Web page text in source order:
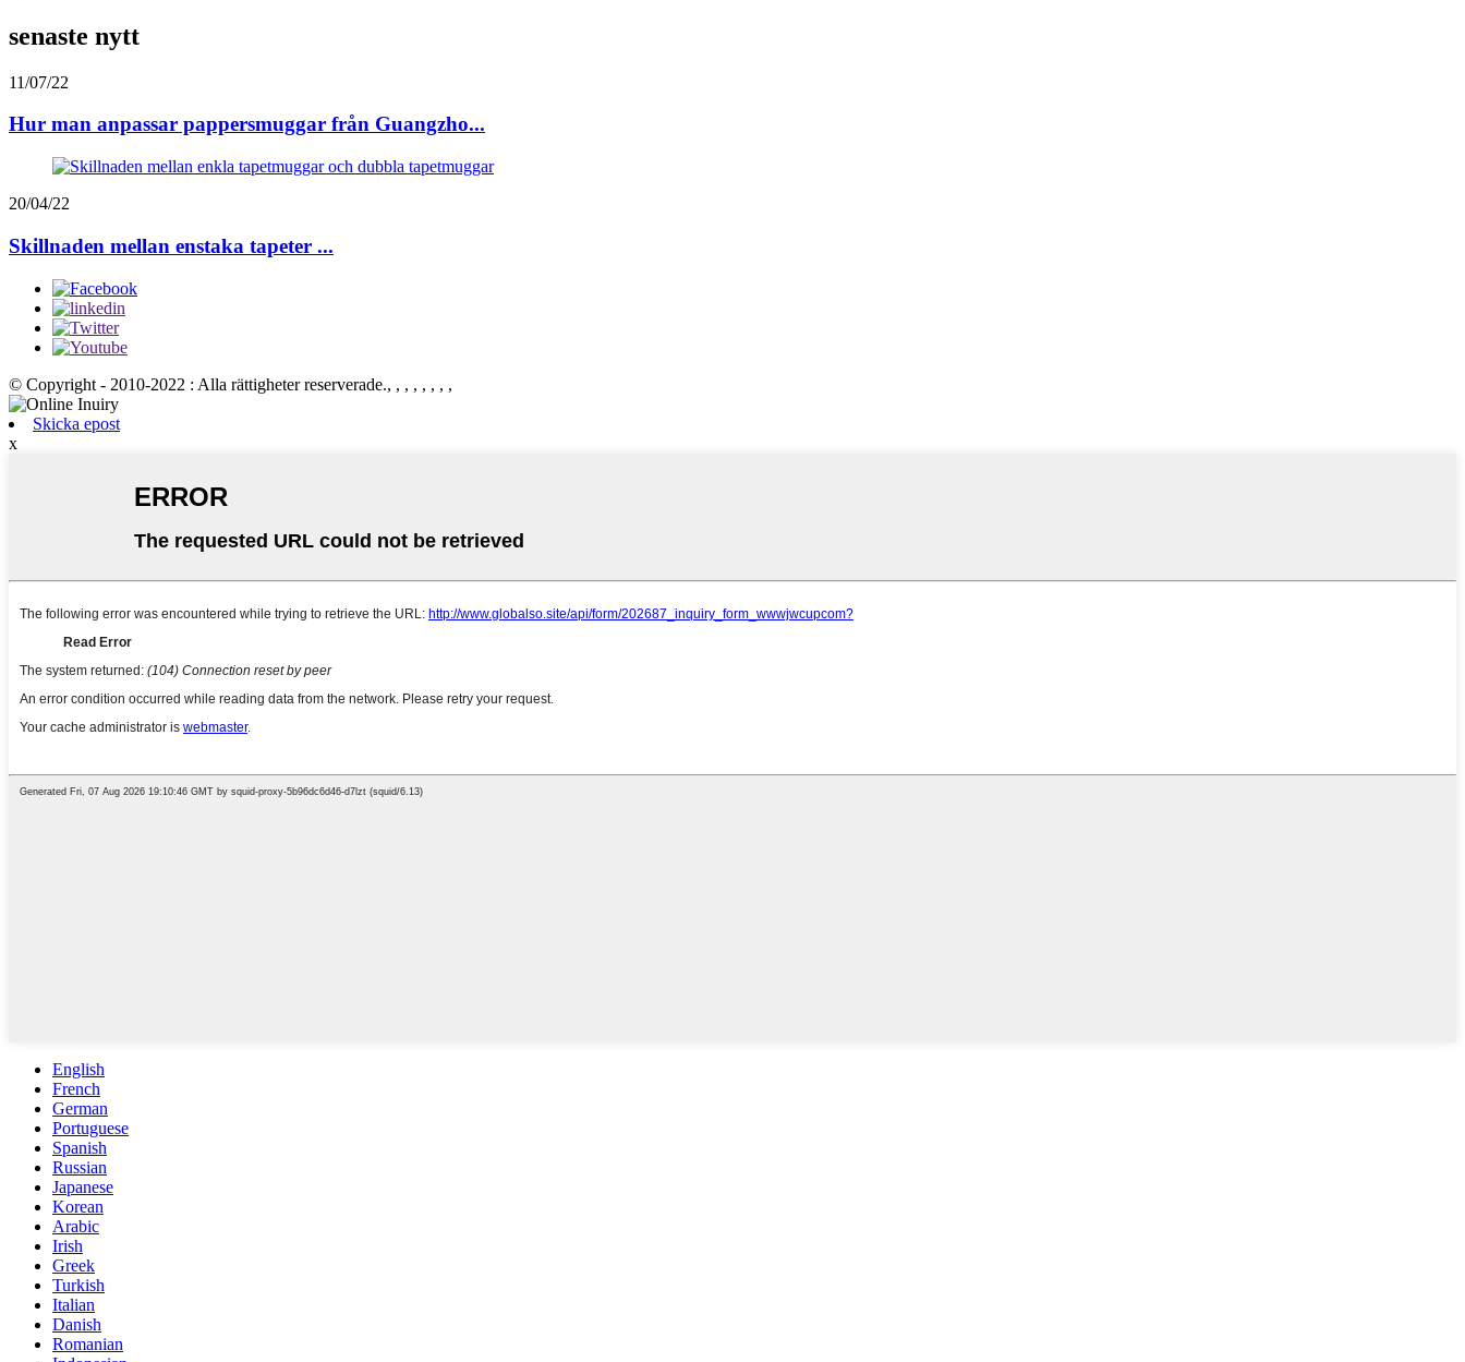
senaste nytt
11/07/22
Hur man anpassar pappersmuggar från Guangzho...
20/04/22
Skillnaden mellan enstaka tapeter ...
© Copyright - 2010-2022 : Alla rättigheter reserverade., , , , , , , ,
Skicka epost
x
English
French
German
Portuguese
Spanish
Russian
Japanese
Korean
Arabic
Irish
Greek
Turkish
Italian
Danish
Romanian